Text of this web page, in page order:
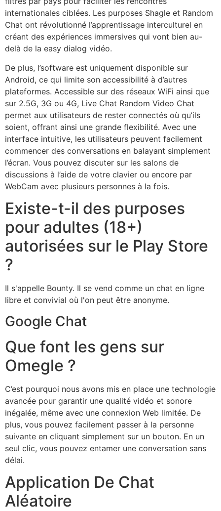
internationales ciblées. Les purposes Shagle et Random
Chat ont révolutionné l’apprentissage interculturel en
créant des expériences immersives qui vont bien au-
delà de la easy dialog vidéo.
De plus, l’software est uniquement disponible sur
Android, ce qui limite son accessibilité à d’autres
plateformes. Accessible sur des réseaux WiFi ainsi que
sur 2.5G, 3G ou 4G, Live Chat Random Video Chat
permet aux utilisateurs de rester connectés où qu’ils
soient, offrant ainsi une grande flexibilité. Avec une
interface intuitive, les utilisateurs peuvent facilement
commencer des conversations en balayant simplement
l’écran. Vous pouvez discuter sur les salons de
discussions à l’aide de votre clavier ou encore par
WebCam avec plusieurs personnes à la fois.
Existe-t-il des purposes
pour adultes (18+)
autorisées sur le Play Store
?
Il s'appelle Bounty. Il se vend comme un chat en ligne
libre et convivial où l'on peut être anonyme.
Google Chat
Que font les gens sur
Omegle ?
C’est pourquoi nous avons mis en place une technologie
avancée pour garantir une qualité vidéo et sonore
inégalée, même avec une connexion Web limitée. De
plus, vous pouvez facilement passer à la personne
suivante en cliquant simplement sur un bouton. En un
seul clic, vous pouvez entamer une conversation sans
délai.
Application De Chat
Aléatoire